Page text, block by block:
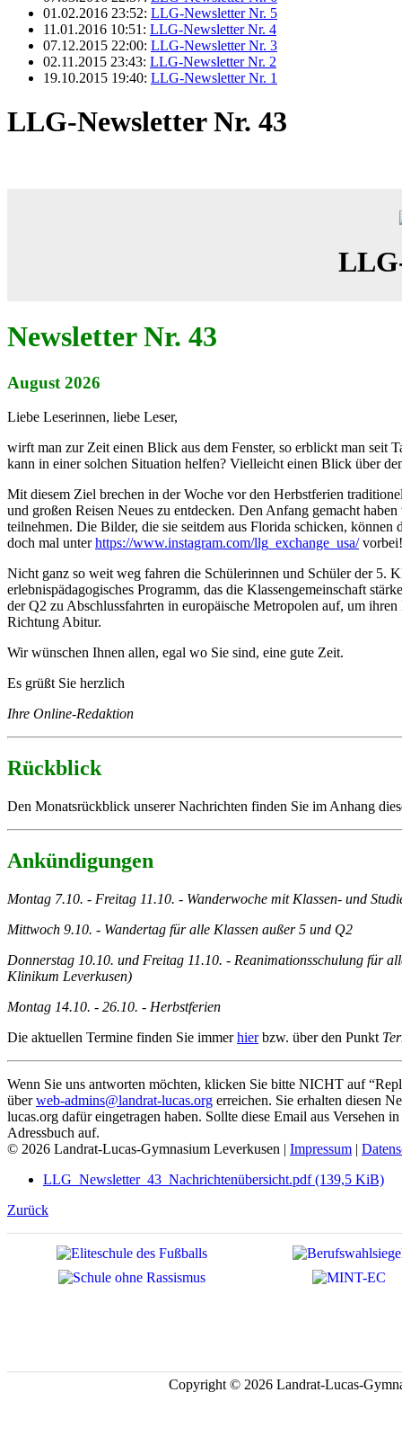
01.02.2016 23:52: LLG-Newsletter Nr. 5
11.01.2016 10:51: LLG-Newsletter Nr. 4
07.12.2015 22:00: LLG-Newsletter Nr. 3
02.11.2015 23:43: LLG-Newsletter Nr. 2
19.10.2015 19:40: LLG-Newsletter Nr. 1
LLG-Newsletter Nr. 43
Newsletter Nr. 43
August 2026
Liebe Leserinnen, liebe Leser,
wirft man zur Zeit einen Blick aus dem Fenster, so erblickt man seit
kann in einer solchen Situation helfen? Vielleicht einen Blick über
Mit diesem Ziel brechen in der Woche vor den Herbstferien
und großen Reisen Neues zu entdecken. Den Anfang gemacht
teilnehmen. Die Bilder, die sie seitdem aus Florida schicken,
doch mal unterhttps://www.instagram.com/llg_exchange_usa/vorbei!
Nicht ganz so weit weg fahren die Schülerinnen und Schüler der 5.
erlebnispädagogisches Programm, das die Klassengemeinschaft
der Q2 zu Abschlussfahrten in europäische Metropolen auf, um
Richtung Abitur.
Wir wünschen Ihnen allen, egal wo Sie sind, eine gute Zeit.
Es grüßt Sie herzlich
Ihre Online-Redaktion
Rückblick
Den Monatsrückblick unserer Nachrichten finden Sie im Anhang
Ankündigungen
Montag 7.10. - Freitag 11.10. - Wanderwoche mit Klassen- und
Mittwoch 9.10. - Wandertag für alle Klassen außer 5 und Q2
Donnerstag 10.10. und Freitag 11.10. - Reanimationsschulung für
Klinikum Leverkusen)
Montag 14.10. - 26.10. - Herbstferien
Die aktuellen Termine finden Sie immerhierbzw. über den Punkt
Wenn Sie uns antworten möchten, klicken Sie bitte NICHT auf
überweb-admins@landrat-lucas.org erreichen. Sie erhalten diesen
lucas.org dafür eingetragen haben. Sollte diese Email aus Versehen
Adressbuch auf.
© 2026 Landrat-Lucas-Gymnasium Leverkusen | Impressum |
LLG_Newsletter_43_Nachrichtenübersicht.pdf(139,5 KiB)
Zurück
Copyright © 2026 Landrat-Lucas-